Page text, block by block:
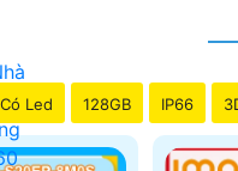
Có Led 128GB IP66